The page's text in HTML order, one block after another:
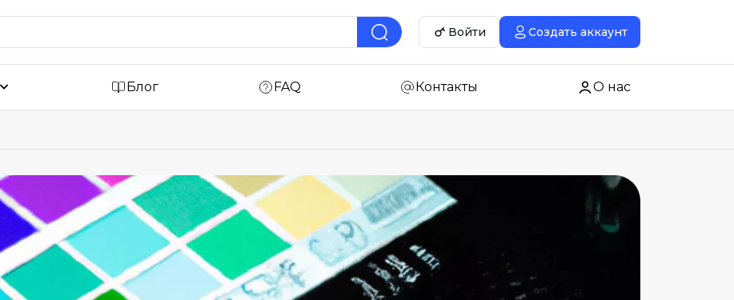
Войти Создать аккаунт
Блог FAQ Контакты О нас